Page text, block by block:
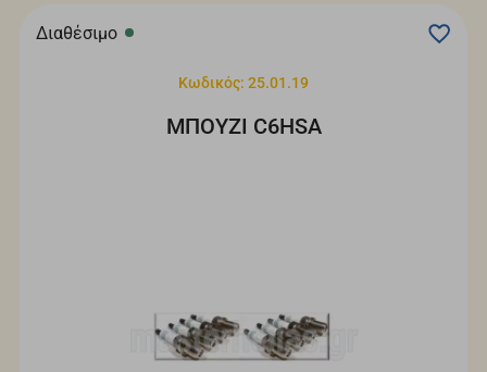
Διαθέσιμο
Κωδικός: 25.01.19
ΜΠΟΥΖΙ C6HSA